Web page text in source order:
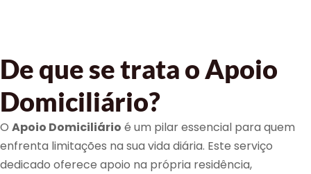
De que se trata o Apoio
Domiciliário?
O Apoio Domiciliário é um pilar essencial para quem
enfrenta limitações na sua vida diária. Este serviço
dedicado oferece apoio na própria residência,